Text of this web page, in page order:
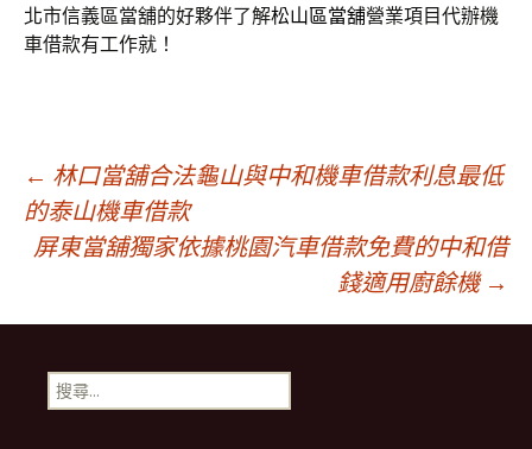
北市信義區當舖的好夥伴了解松山區當舖營業項目代辦機
車借款有工作就！
文
章
導
覽
← 林口當舖合法龜山與中和機車借款利息最低
的泰山機車借款
屏東當舖獨家依據桃園汽車借款免費的中和借
錢適用廚餘機 →
搜
尋